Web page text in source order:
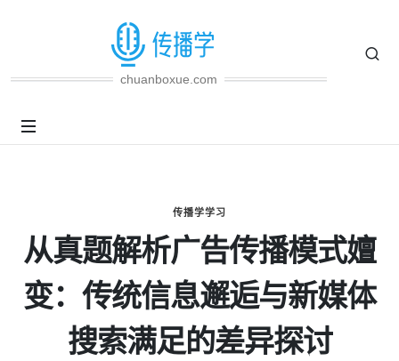
chuanboxue.com
传播学学习
从真题解析广告传播模式嬗
变：传统信息邂逅与新媒体
搜索满足的差异探讨